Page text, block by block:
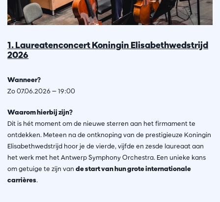
1. Laureatenconcert Koningin Elisabethwedstrijd
2026
Wanneer?
Zo 07.06.2026 — 19:00
Waarom hierbij zijn?
Dit is hét moment om de nieuwe sterren aan het firmament te
ontdekken. Meteen na de ontknoping van de prestigieuze Koningin
Elisabethwedstrijd hoor je de vierde, vijfde en zesde laureaat aan
het werk met het Antwerp Symphony Orchestra. Een unieke kans
om getuige te zijn van de start van hun grote internationale
carrières.